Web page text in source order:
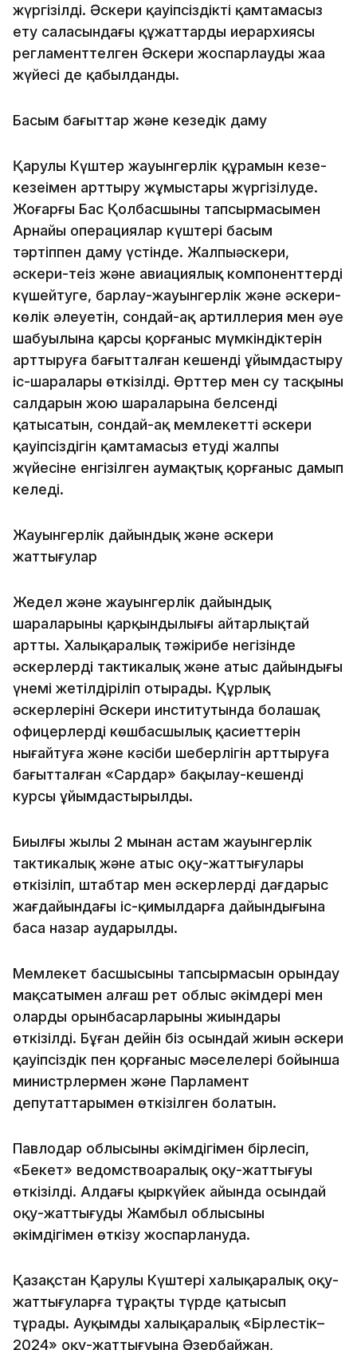
жүргізілді. Әскери қауіпсіздікті қамтамасыз
ету саласындағы құжаттардың иерархиясы
регламенттелген Әскери жоспарлаудың жаңа
жүйесі де қабылданды.
Басым бағыттар және кезеңдік даму
Қарулы Күштер жауынгерлік құрамын кезең-
кезеңімен арттыру жұмыстары жүргізілуде.
Жоғарғы Бас Қолбасшының тапсырмасымен
Арнайы операциялар күштері басым
тәртіппен даму үстінде. Жалпыәскери,
әскери-теңіз және авиациялық компоненттерді
күшейтуге, барлау-жауынгерлік және әскери-
көлік әлеуетін, сондай-ақ артиллерия мен әуе
шабуылына қарсы қорғаныс мүмкіндіктерін
арттыруға бағытталған кешенді ұйымдастыру
іс-шаралары өткізілді. Өрттер мен су тасқыны
салдарын жою шараларына белсенді
қатысатын, сондай-ақ мемлекеттің әскери
қауіпсіздігін қамтамасыз етудің жалпы
жүйесіне енгізілген аумақтық қорғаныс дамып
келеді.
Жауынгерлік дайындық және әскери
жаттығулар
Жедел және жауынгерлік дайындық
шараларының қарқындылығы айтарлықтай
артты. Халықаралық тәжірибе негізінде
әскерлердің тактикалық және атыс дайындығы
үнемі жетілдіріліп отырады. Құрлық
әскерлерінің Әскери институтында болашақ
офицерлердің көшбасшылық қасиеттерін
нығайтуға және кәсіби шеберлігін арттыруға
бағытталған «Сардар» бақылау-кешенді
курсы ұйымдастырылды.
Биылғы жылы 2 мыңнан астам жауынгерлік
тактикалық және атыс оқу-жаттығулары
өткізіліп, штабтар мен әскерлердің дағдарыс
жағдайындағы іс-қимылдарға дайындығына
баса назар аударылды.
Мемлекет басшысының тапсырмасын орындау
мақсатымен алғаш рет облыс әкімдері мен
олардың орынбасарларының жиындары
өткізілді. Бұған дейін біз осындай жиын әскери
қауіпсіздік пен қорғаныс мәселелері бойынша
министрлермен және Парламент
депутаттарымен өткізілген болатын.
Павлодар облысының әкімдігімен бірлесіп,
«Бекет» ведомствоаралық оқу-жаттығуы
өткізілді. Алдағы қыркүйек айында осындай
оқу-жаттығуды Жамбыл облысының
әкімдігімен өткізу жоспарлануда.
Қазақстан Қарулы Күштері халықаралық оқу-
жаттығуларға тұрақты түрде қатысып
тұрады. Ауқымды халықаралық «Бірлестік–
2024» оқу-жаттығуына Әзербайжан,